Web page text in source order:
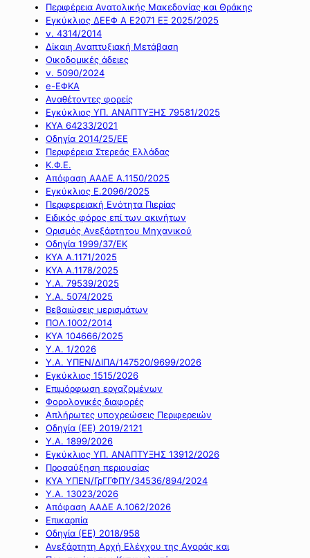
Περιφέρεια Ανατολικής Μακεδονίας και Θράκης
Εγκύκλιος ΔΕΕΦ Α Ε2071 ΕΞ 2025/2025
ν. 4314/2014
Δίκαιη Αναπτυξιακή Μετάβαση
Οικοδομικές άδειες
ν. 5090/2024
e-ΕΦΚΑ
Αναθέτοντες φορείς
Εγκύκλιος ΥΠ. ΑΝΑΠΤΥΞΗΣ 79581/2025
ΚΥΑ 64233/2021
Οδηγία 2014/25/ΕΕ
Περιφέρεια Στερεάς Ελλάδας
Κ.Φ.Ε.
Απόφαση ΑΑΔΕ Α.1150/2025
Εγκύκλιος Ε.2096/2025
Περιφερειακή Ενότητα Πιερίας
Ειδικός φόρος επί των ακινήτων
Ορισμός Ανεξάρτητου Μηχανικού
Οδηγία 1999/37/ΕΚ
ΚΥΑ Α.1171/2025
ΚΥΑ Α.1178/2025
Υ.Α. 79539/2025
Υ.Α. 5074/2025
Βεβαιώσεις μερισμάτων
ΠΟΛ.1002/2014
ΚΥΑ 104666/2025
Υ.Α. 1/2026
Υ.Α. ΥΠΕΝ/ΔΙΠΑ/147520/9699/2026
Εγκύκλιος 1515/2026
Επιμόρφωση εργαζομένων
Φορολογικές διαφορές
Απλήρωτες υποχρεώσεις Περιφερειών
Οδηγία (ΕΕ) 2019/2121
Υ.Α. 1899/2026
Εγκύκλιος ΥΠ. ΑΝΑΠΤΥΞΗΣ 13912/2026
Προσαύξηση περιουσίας
ΚΥΑ ΥΠΕΝ/ΓρΓΓΦΠΥ/34536/894/2024
Υ.Α. 13023/2026
Απόφαση ΑΑΔΕ Α.1062/2026
Επικαρπία
Οδηγία (ΕΕ) 2018/958
Ανεξάρτητη Αρχή Ελέγχου της Αγοράς και